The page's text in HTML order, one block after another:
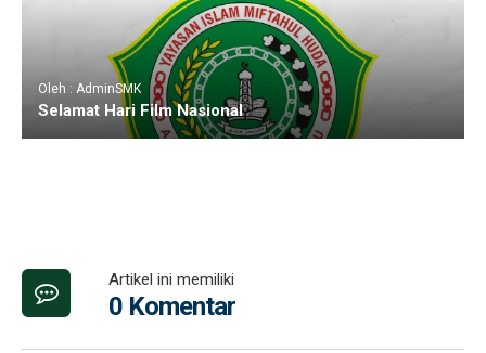
Oleh : AdminSMK
Selamat Hari Film Nasional
Artikel ini memiliki
0 Komentar